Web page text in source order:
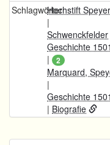
SchlagwörterHochstift Speyer
|
Schwenckfelder
Geschichte
|
2
Marquard,
|
Geschichte
| Biografie